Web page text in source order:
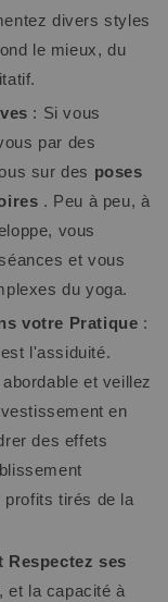
divers styles
le mieux, du
: Si vous
par des
sur des poses
. Peu à peu, à
vous
et vous
du yoga.
votre Pratique :
l'assiduité.
et veillez
en
des effets
profits tirés de la
Respectez ses
et la capacité à